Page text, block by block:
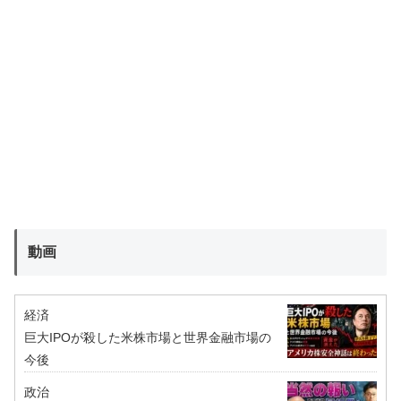
動画
経済
巨大IPOが殺した米株市場と世界金融市場の
今後
政治